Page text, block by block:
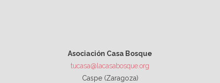
Asociación Casa Bosque
tucasa@lacasabosque.org
Caspe (Zaragoza)